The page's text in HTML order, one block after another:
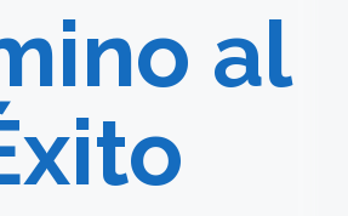
al